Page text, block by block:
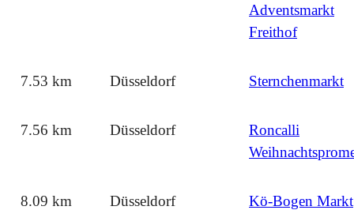
Adventsmarkt
Freithof
7.53 km Düsseldorf Sternchenmarkt
7.56 km Düsseldorf
Roncalli
8.09 km Düsseldorf Kö-Bogen Markt